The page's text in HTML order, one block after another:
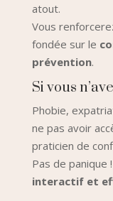
atout.
Vous
fondée sur le
prévention.
Si vous
Phobie,
ne pas avoir
praticien de
Pas de panique
interactif et